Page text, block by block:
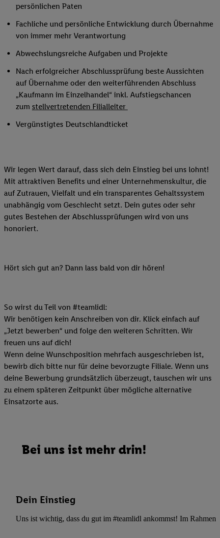
persönlichen Paten
Fachliche und persönliche Entwicklung durch Übernahme
von immer mehr Verantwortung
Abwechslungsreiche Aufgaben und Projekte
Nach erfolgreicher Abschlussprüfung beste Aussichten
auf Übernahme oder den weiterführenden Abschluss
„Kaufmann im Einzelhandel“ inkl. Aufstiegschancen
zum stellvertretenden Filialleiter
Vergünstigtes Deutschlandticket
Wir legen Wert darauf, dass sich dein Einstieg bei uns lohnt!
Mit attraktiven Benefits und einer Unternehmenskultur, die
auf Zutrauen, Vielfalt und ein transparentes Gehaltssystem
unabhängig vom Geschlecht setzt. Dein gutes oder sehr
gutes Bestehen der Abschlussprüfungen wird von uns
honoriert.
Hört sich gut an? Dann lass bald von dir hören!
So wirst du Teil von #teamlidl:
Wir benötigen kein Anschreiben von dir. Klick einfach auf
„Jetzt bewerben“ und folge den weiteren Schritten. Wir
freuen uns auf dich!
Wenn deine Wunschposition mehrfach ausgeschrieben ist,
bewirb dich bitte nur für deine bevorzugte Filiale. Wenn uns
deine Bewerbung grundsätzlich überzeugt, tauschen wir uns
zu einem späteren Zeitpunkt über mögliche alternative
Einsatzorte aus.
Bei uns ist mehr drin!
Dein Einstieg
Uns ist wichtig, dass du gut im #teamlidl ankommst! Im Rahmen